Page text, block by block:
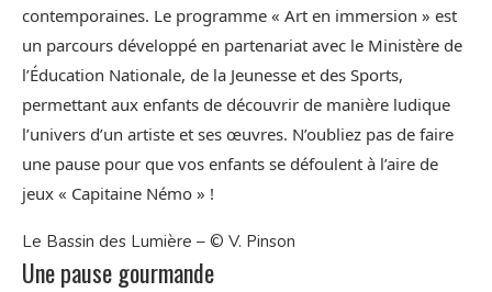
contemporaines. Le programme « Art en immersion » est
un parcours développé en partenariat avec le Ministère de
l’Éducation Nationale, de la Jeunesse et des Sports,
permettant aux enfants de découvrir de manière ludique
l’univers d’un artiste et ses œuvres. N’oubliez pas de faire
une pause pour que vos enfants se défoulent à l’aire de
jeux « Capitaine Némo » !
Le Bassin des Lumière – © V. Pinson
Une pause gourmande